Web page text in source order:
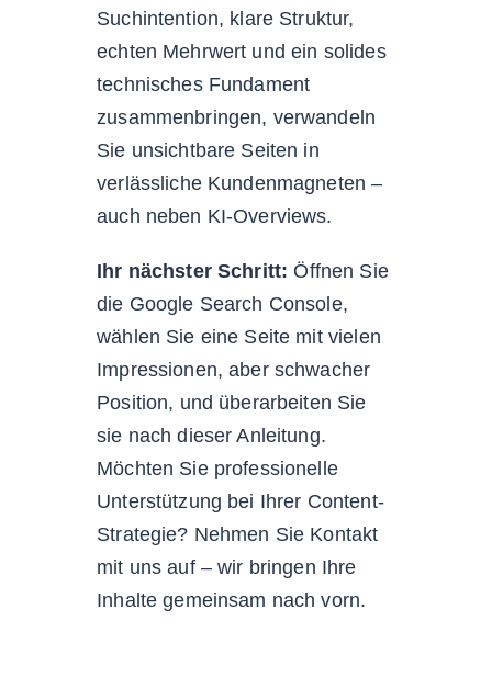
Suchintention, klare Struktur,
echten Mehrwert und ein solides
technisches Fundament
zusammenbringen, verwandeln
Sie unsichtbare Seiten in
verlässliche Kundenmagneten –
auch neben KI-Overviews.
Ihr nächster Schritt: Öffnen Sie
die Google Search Console,
wählen Sie eine Seite mit vielen
Impressionen, aber schwacher
Position, und überarbeiten Sie
sie nach dieser Anleitung.
Möchten Sie professionelle
Unterstützung bei Ihrer Content-
Strategie? Nehmen Sie Kontakt
mit uns auf – wir bringen Ihre
Inhalte gemeinsam nach vorn.